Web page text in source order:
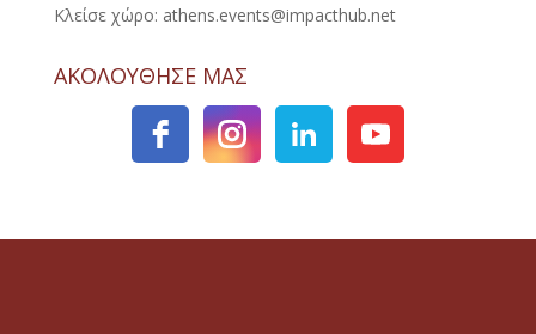
Κλείσε χώρο: athens.events@impacthub.net
ΑΚΟΛΟΥΘΗΣΕ ΜΑΣ